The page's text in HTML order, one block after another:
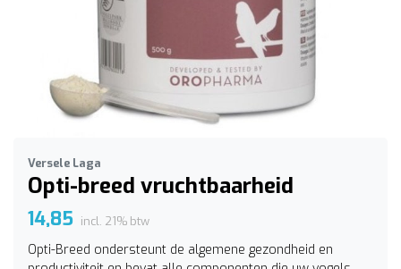
Versele Laga
Opti-breed vruchtbaarheid
14,85 incl. 21% btw
Opti-Breed ondersteunt de algemene gezondheid en